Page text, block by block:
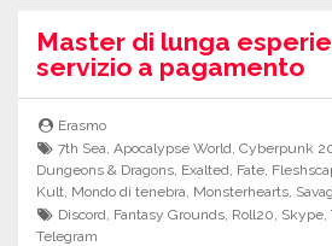
Master di lunga
servizio a pagamento
Erasmo
7th Sea,Apocalypse World,Cyberpunk
Dungeons & Dragons, Exalted, Fate,
Kult, Mondo di tenebra, Monsterhearts,
Discord, Fantasy Grounds, Roll20, Skype,
Telegram